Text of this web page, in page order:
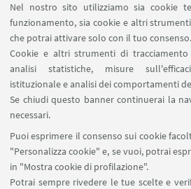
Nel nostro sito utilizziamo sia cookie
funzionamento, sia cookie e altri
che potrai attivare solo con il tuo consenso.
Cookie e altri strumenti di
analisi statistiche, misure
istituzionale e analisi dei comportamenti
Se chiudi questo banner continuerai la
necessari.
Puoi esprimere il consenso sui cookie
"Personalizza cookie" e, se vuoi, potrai
in "Mostra cookie di profilazione".
Potrai sempre rivedere le tue scelte e
Phaenomenologica
Centro di ricerca per la
Filosofia per coordinare la
teoretico-fenomenologico